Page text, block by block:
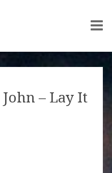
– Lay It